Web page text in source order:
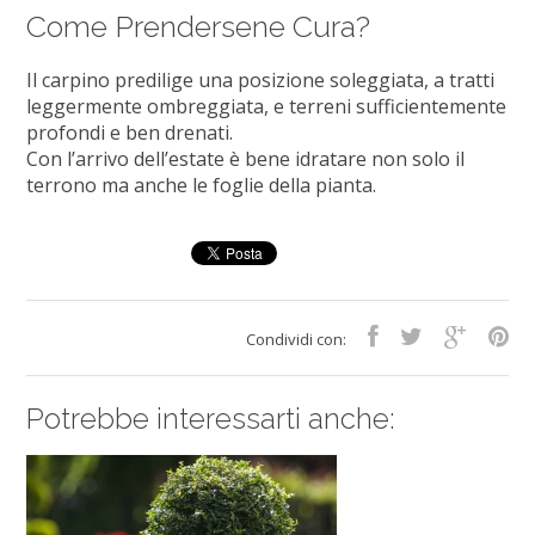
Come Prendersene Cura?
Il carpino predilige una posizione soleggiata, a tratti
leggermente ombreggiata, e terreni sufficientemente
profondi e ben drenati.
Con l’arrivo dell’estate è bene idratare non solo il
terrono ma anche le foglie della pianta.
Condividi con:
Potrebbe interessarti anche: